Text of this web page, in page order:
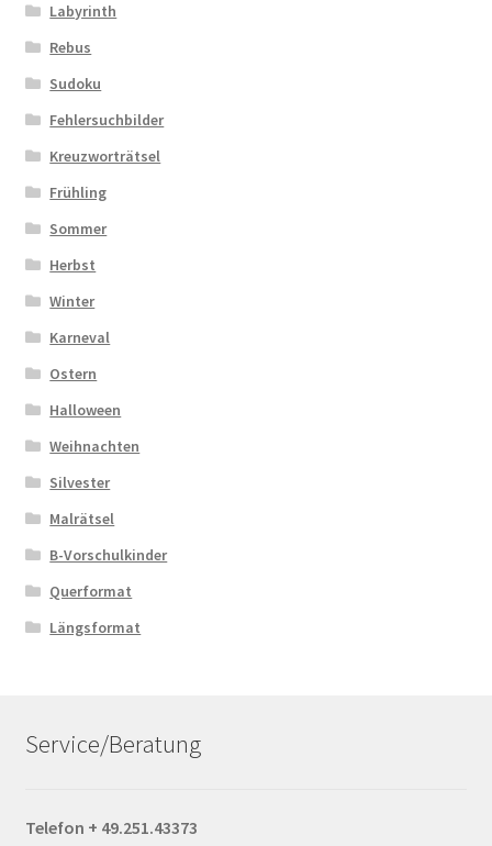
Labyrinth
Rebus
Sudoku
Fehlersuchbilder
Kreuzworträtsel
Frühling
Sommer
Herbst
Winter
Karneval
Ostern
Halloween
Weihnachten
Silvester
Malrätsel
B-Vorschulkinder
Querformat
Längsformat
Service/Beratung
Telefon + 49.251.43373